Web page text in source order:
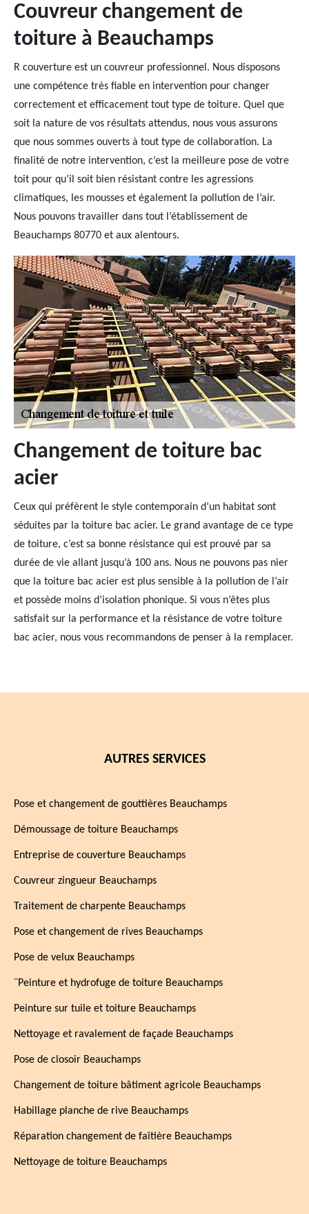
Couvreur changement de
toiture à Beauchamps
R couverture est un couvreur professionnel. Nous disposons
une compétence très fiable en intervention pour changer
correctement et efficacement tout type de toiture. Quel que
soit la nature de vos résultats attendus, nous vous assurons
que nous sommes ouverts à tout type de collaboration. La
finalité de notre intervention, c’est la meilleure pose de votre
toit pour qu’il soit bien résistant contre les agressions
climatiques, les mousses et également la pollution de l’air.
Nous pouvons travailler dans tout l’établissement de
Beauchamps 80770 et aux alentours.
Changement de toiture bac
acier
Ceux qui préfèrent le style contemporain d’un habitat sont
séduites par la toiture bac acier. Le grand avantage de ce type
de toiture, c’est sa bonne résistance qui est prouvé par sa
durée de vie allant jusqu’à 100 ans. Nous ne pouvons pas nier
que la toiture bac acier est plus sensible à la pollution de l’air
et possède moins d’isolation phonique. Si vous n’êtes plus
satisfait sur la performance et la résistance de votre toiture
bac acier, nous vous recommandons de penser à la remplacer.
AUTRES SERVICES
Pose et changement de gouttières Beauchamps
Démoussage de toiture Beauchamps
Entreprise de couverture Beauchamps
Couvreur zingueur Beauchamps
Traitement de charpente Beauchamps
Pose et changement de rives Beauchamps
Pose de velux Beauchamps
¨Peinture et hydrofuge de toiture Beauchamps
Peinture sur tuile et toiture Beauchamps
Nettoyage et ravalement de façade Beauchamps
Pose de closoir Beauchamps
Changement de toiture bâtiment agricole Beauchamps
Habillage planche de rive Beauchamps
Réparation changement de faîtière Beauchamps
Nettoyage de toiture Beauchamps